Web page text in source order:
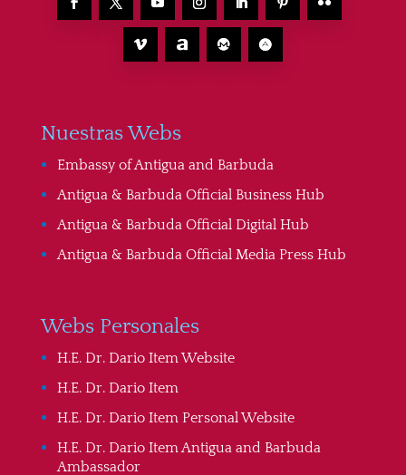
Nuestras Webs
Embassy of Antigua and Barbuda
Antigua & Barbuda Official Business Hub
Antigua & Barbuda Official Digital Hub
Antigua & Barbuda Official Media Press Hub
Webs Personales
H.E. Dr. Dario Item Website
H.E. Dr. Dario Item
H.E. Dr. Dario Item Personal Website
H.E. Dr. Dario Item Antigua and Barbuda
Ambassador